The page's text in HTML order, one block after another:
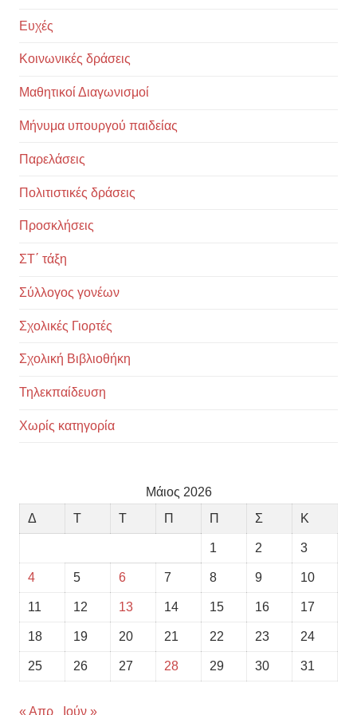
Ευχές
Κοινωνικές δράσεις
Μαθητικοί Διαγωνισμοί
Μήνυμα υπουργού παιδείας
Παρελάσεις
Πολιτιστικές δράσεις
Προσκλήσεις
ΣΤ΄ τάξη
Σύλλογος γονέων
Σχολικές Γιορτές
Σχολική Βιβλιοθήκη
Τηλεκπαίδευση
Χωρίς κατηγορία
Μάιος 2026
Δ
Τ Τ Π Π Σ Κ
1 2 3
4 5 6 7 8 9 10
11 12 13 14 15 16 17
18 19 20 21 22 23 24
25 26 27 28 29 30 31
« Απρ Ιούν »